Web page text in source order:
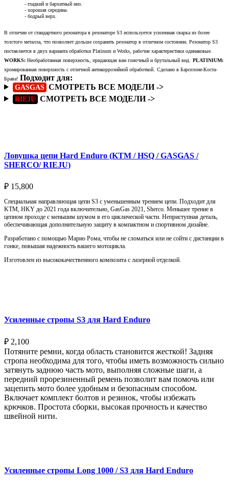
- гладкий и бархатный низ.
- хорошая середина.
- бодрый верх.
В отличии от стандартного резонатора в резонаторе S3 используется усиленная сварка из более
толстого металла, что позволяет дольше сохранить резонатор в отличном состоянии. Резонатор S3
поставляется в двух варианта обработки Platinum и Works, рабочие характеристики одинаковые.
WORKS: Необработанная поверхность, придающая вам гоночный и брутальный вид.
PLATINIUM:
хромированная поверхность с отличной антикоррозийной обработкой.
Сделано в Барселоне-Коста-
Брава! Подходит для:
GASGAS СМОТРЕТЬ ВСЕ МОДЕЛИ ->
RIEJU СМОТРЕТЬ ВСЕ МОДЕЛИ ->
Ловушка цепи Hard Enduro (KTM / HSQ / GASGAS /
SHERCO/ RIEJU)
₽ 15,800
Специальная направляющая цепи S3 с уменьшенным трением цепи. Подходит для
KTM, HKY до 2021 года включительно, GasGas 2021, Sherco. Меньшее трение в
цепном проходе с меньшим шумом в его циклической части. Неприступная деталь,
обеспечивающая дополнительную защиту в компактном и спортивном дизайне.
Разработано с помощью Марио Рома, чтобы не сломаться или не сойти с дистанции в
гонке, повышая надежность вашего мотоцикла.
Изготовлен из высококачественного композита с лазерной отделкой.
Усиленные стропы S3 для Hard Enduro
₽ 2,100
Потяните ремни, когда область становится жесткой! Задняя
стропа необходима для того, чтобы иметь возможность сильно
затянуть заднюю часть мото, выполняя сложные шаги, а
передний прорезиненный ремень позволит вам помочь или
зацепить мото более удобным и безопасным способом.
Включает комплект болтов и резинок, чтобы избежать
крючков. Простота сборки, высокая прочность и качество
швейной нити.
Усиленные стропы Long 1000 / S3 для Hard Enduro